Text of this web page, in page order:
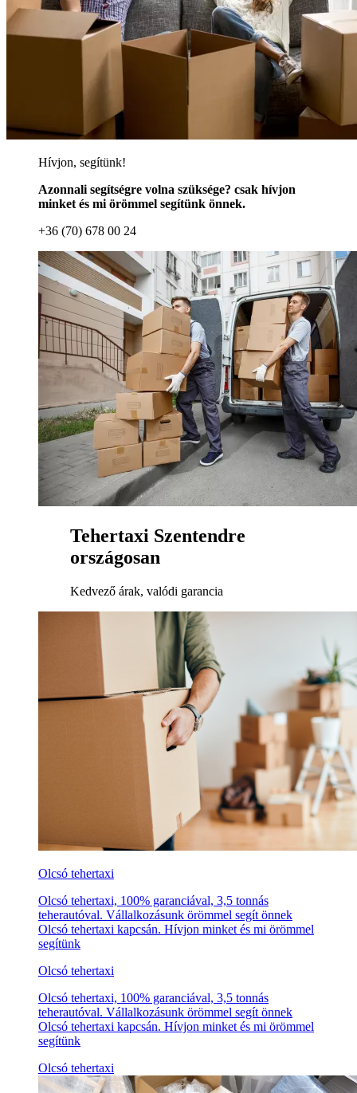
Hívjon, segítünk!
Azonnali segítségre volna szüksége? csak hívjon
minket és mi örömmel segítünk önnek.
+36 (70) 678 00 24
Tehertaxi Szentendre
országosan
Kedvező árak, valódi garancia
Olcsó tehertaxi
Olcsó tehertaxi, 100% garanciával, 3,5 tonnás
teherautóval. Vállalkozásunk örömmel segít önnek
Olcsó tehertaxi kapcsán. Hívjon minket és mi örömmel
segítünk
Olcsó tehertaxi
Olcsó tehertaxi, 100% garanciával, 3,5 tonnás
teherautóval. Vállalkozásunk örömmel segít önnek
Olcsó tehertaxi kapcsán. Hívjon minket és mi örömmel
segítünk
Olcsó tehertaxi